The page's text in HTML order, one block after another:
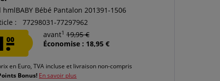
Bébé Pantalon 201391-1506
:
77298031-77297962
00
avant1 19,95 €
Économise : 18,95 €
en Euro, TVA incluse et livraison non-compris
Bonus! En savoir plus